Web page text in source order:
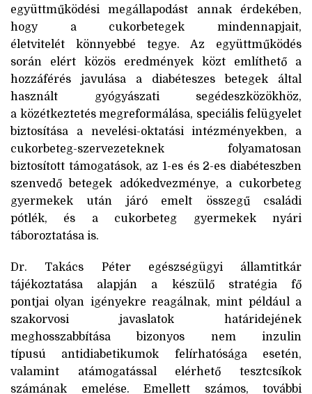
együttműködési megállapodást annak érdekében,
hogy a cukorbetegek mindennapjait,
életvitelét könnyebbé tegye. Az együttműködés
során elért közös eredmények közt említhető a
hozzáférés javulása a diabéteszes betegek által
használt gyógyászati segédeszközökhöz,
a közétkeztetés megreformálása, speciális felügyelet
biztosítása a nevelési-oktatási intézményekben, a
cukorbeteg-szervezeteknek folyamatosan
biztosított támogatások, az 1-es és 2-es diabéteszben
szenvedő betegek adókedvezménye, a cukorbeteg
gyermekek után járó emelt összegű családi
pótlék, és a cukorbeteg gyermekek nyári
táboroztatása is.
Dr. Takács Péter egészségügyi államtitkár
tájékoztatása alapján a készülő stratégia fő
pontjai olyan igényekre reagálnak, mint például a
szakorvosi javaslatok határidejének
meghosszabbítása bizonyos nem inzulin
típusú antidiabetikumok felírhatósága esetén,
valamint atámogatással elérhető tesztcsíkok
számának emelése. Emellett számos, további